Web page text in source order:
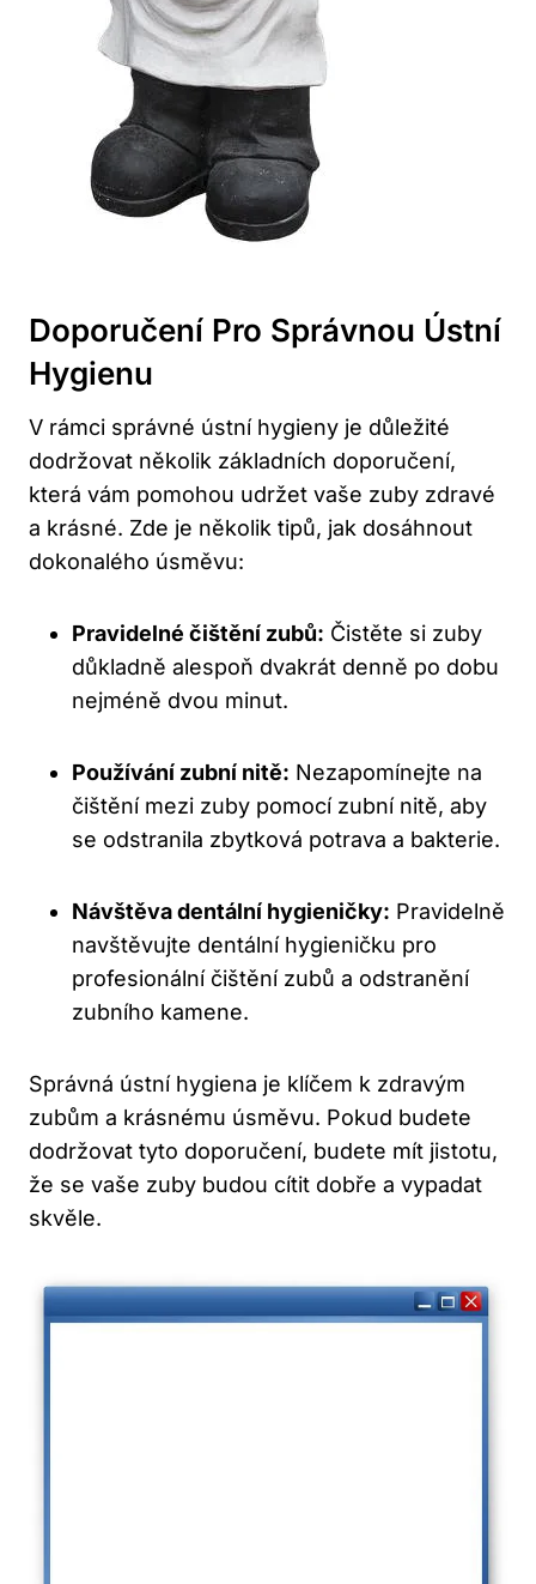
Doporučení Pro Správnou Ústní
Hygienu
V rámci správné ústní hygieny je důležité
dodržovat několik základních doporučení,
která vám pomohou udržet vaše zuby zdravé
a krásné. Zde je několik tipů, jak dosáhnout
dokonalého úsměvu:
Pravidelné čištění zubů: Čistěte si zuby
důkladně alespoň dvakrát denně po dobu
nejméně dvou minut.
Používání zubní nitě: Nezapomínejte na
čištění mezi zuby pomocí zubní nitě, aby
se odstranila zbytková potrava a bakterie.
Návštěva dentální hygieničky: Pravidelně
navštěvujte dentální hygieničku pro
profesionální čištění zubů a odstranění
zubního kamene.
Správná ústní hygiena je klíčem k zdravým
zubům a krásnému úsměvu. Pokud budete
dodržovat tyto doporučení, budete mít jistotu,
že se vaše zuby budou cítit dobře a vypadat
skvěle.